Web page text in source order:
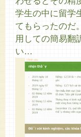
学生の中に留学
てもらったのだ
用しての簡易翻
い…